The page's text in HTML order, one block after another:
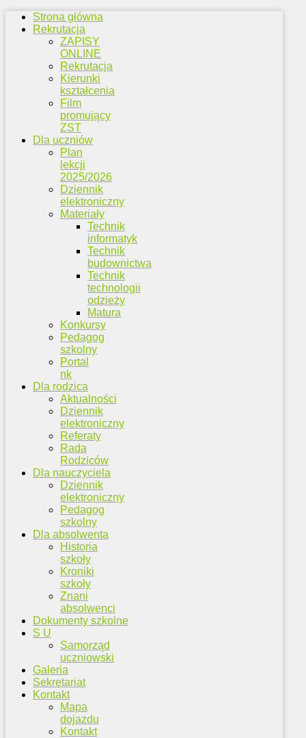
Strona główna
Rekrutacja
ZAPISY
ONLINE
Rekrutacja
Kierunki
kształcenia
Film
promujący
ZST
Dla uczniów
Plan
lekcji
2025/2026
Dziennik
elektroniczny
Materiały
Technik
informatyk
Technik
budownictwa
Technik
technologii
odzieży
Matura
Konkursy
Pedagog
szkolny
Portal
nk
Dla rodzica
Aktualności
Dziennik
elektroniczny
Referaty
Rada
Rodziców
Dla nauczyciela
Dziennik
elektroniczny
Pedagog
szkolny
Dla absolwenta
Historia
szkoły
Kroniki
szkoły
Znani
absolwenci
Dokumenty szkolne
S U
Samorząd
uczniowski
Galeria
Sekretariat
Kontakt
Mapa
dojazdu
Kontakt